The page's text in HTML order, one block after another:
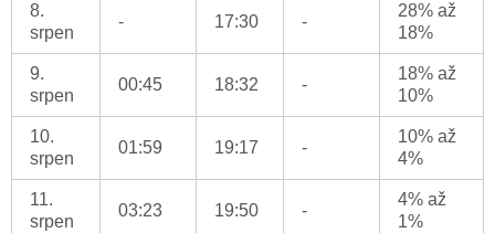
8.
srpen
- 17:30 -
28% až
18%
9.
srpen
00:45 18:32 -
18% až
10%
10.
srpen
01:59 19:17 -
10% až
4%
11.
srpen
03:23 19:50 -
4% až
1%